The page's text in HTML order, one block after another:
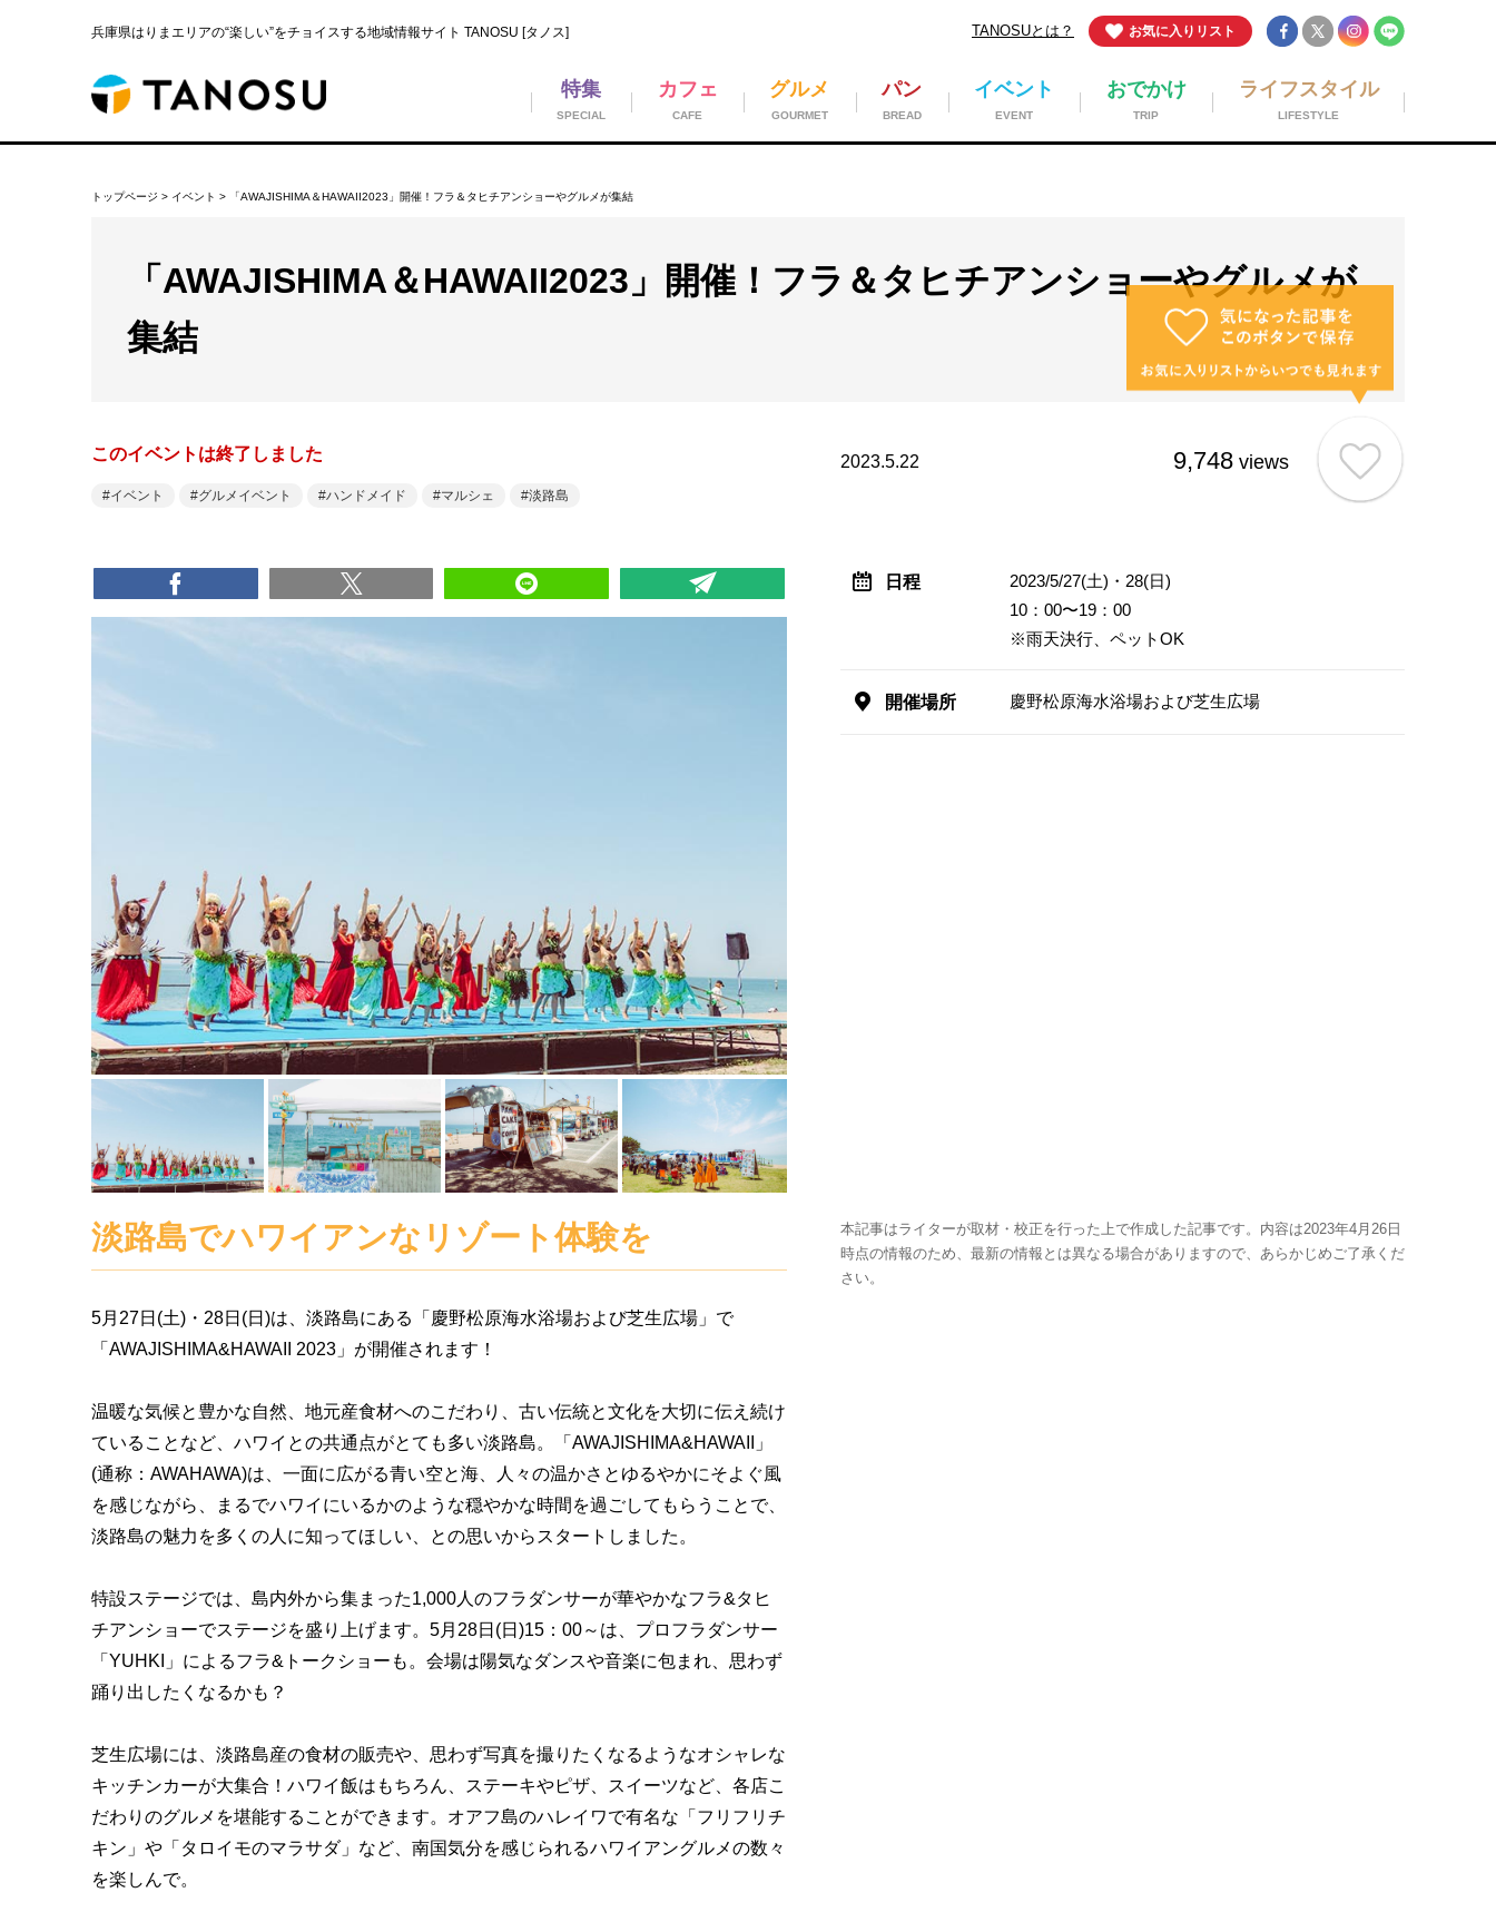
兵庫県はりまエリアの“楽しい”をチョイスする地域情報サイト TANOSU [タノス] お気に入りリスト
TANOSUとは？
ライフスタイル
LIFESTYLE
おでかけ
TRIP
イベント
EVENT
パン
BREAD
グルメ
GOURMET
カフェ
CAFE
特集
SPECIAL
トップページ > イベント > 「AWAJISHIMA＆HAWAII2023」開催！フラ＆タヒチアンショーやグルメが集結
「AWAJISHIMA＆HAWAII2023」開催！フラ＆タヒチアンショーやグルメが
集結
このイベントは終了しました
イベント グルメイベント ハンドメイド マルシェ 淡路島
2023.5.22 9,748 views
淡路島でハワイアンなリゾート体験を
5月27日(土)・28日(日)は、淡路島にある「慶野松原海水浴場および芝生広場」で
「AWAJISHIMA&HAWAII 2023」が開催されます！
温暖な気候と豊かな自然、地元産食材へのこだわり、古い伝統と文化を大切に伝え続け
ていることなど、ハワイとの共通点がとても多い淡路島。「AWAJISHIMA&HAWAII」
(通称：AWAHAWA)は、一面に広がる青い空と海、人々の温かさとゆるやかにそよぐ風
を感じながら、まるでハワイにいるかのような穏やかな時間を過ごしてもらうことで、
淡路島の魅力を多くの人に知ってほしい、との思いからスタートしました。
特設ステージでは、島内外から集まった1,000人のフラダンサーが華やかなフラ&タヒ
チアンショーでステージを盛り上げます。5月 28日(日)15：00～は、プロフラダンサー
「YUHKI」によるフラ&トークショーも。会場は陽気なダンスや音楽に包まれ、思わず
踊り出したくなるかも？
芝生広場には、淡路島産の食材の販売や、思わず写真を撮りたくなるようなオシャレな
キッチンカーが大集合！ハワイ飯はもちろん、ステーキやピザ、スイーツなど、各店こ
だわりのグルメを堪能することができます。オアフ島のハレイワで有名な「フリフリチ
キン」や「タロイモのマラサダ」など、南国気分を感じられるハワイアングルメの数々
を楽しんで。
日程
2023/5/27(土)・28(日)
10：00〜19：00
※雨天決行、ペットOK
開催場所 慶野松原海水浴場および芝生広場
本記事はライターが取材・校正を行った上で作成した記事です。内容は2023年4月26日
時点の情報のため、最新の情報とは異なる場合がありますので、あらかじめご了承くだ
さい。